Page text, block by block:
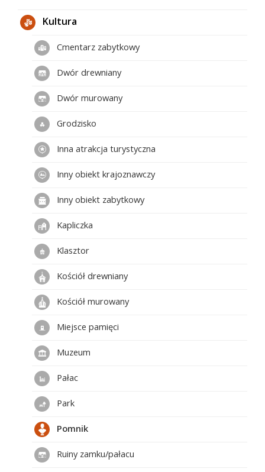
Kultura
Cmentarz zabytkowy
Dwór drewniany
Dwór murowany
Grodzisko
Inna atrakcja turystyczna
Inny obiekt krajoznawczy
Inny obiekt zabytkowy
Kapliczka
Klasztor
Kościół drewniany
Kościół murowany
Miejsce pamięci
Muzeum
Pałac
Park
Pomnik
Ruiny zamku/pałacu